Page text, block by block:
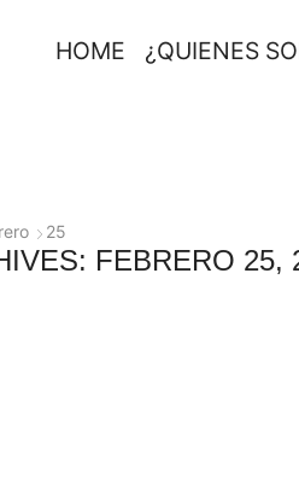
HOME ¿QUIENES
25
FEBRERO 25,